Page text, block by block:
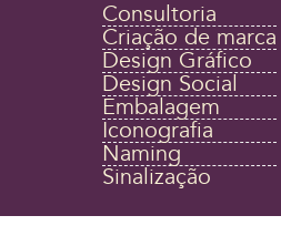
Consultoria
Criação de marca
Design Gráfico
Design Social
Embalagem
Iconografia
Naming
Sinalização